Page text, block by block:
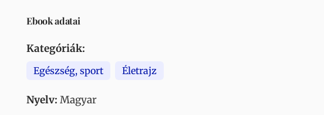
Ebook adatai
Kategóriák:
Egészség, sport Életrajz
Nyelv: Magyar